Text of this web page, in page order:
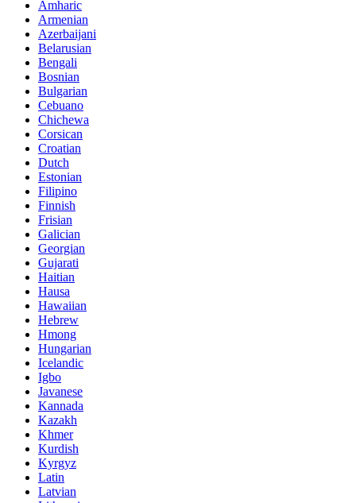
Amharic
Armenian
Azerbaijani
Belarusian
Bengali
Bosnian
Bulgarian
Cebuano
Chichewa
Corsican
Croatian
Dutch
Estonian
Filipino
Finnish
Frisian
Galician
Georgian
Gujarati
Haitian
Hausa
Hawaiian
Hebrew
Hmong
Hungarian
Icelandic
Igbo
Javanese
Kannada
Kazakh
Khmer
Kurdish
Kyrgyz
Latin
Latvian